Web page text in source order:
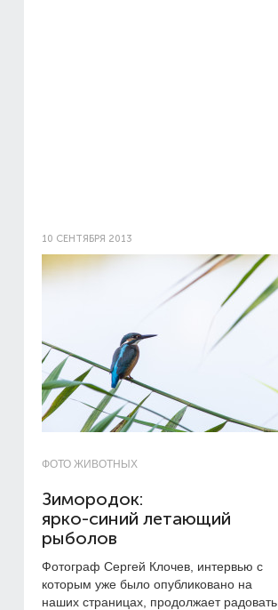
10 СЕНТЯБРЯ 2013
ФОТО ЖИВОТНЫХ
Зимородок:
ярко-синий летающий
рыболов
Фотограф Сергей Клочев, интервью с
которым уже было опубликовано на
наших страницах, продолжает радовать